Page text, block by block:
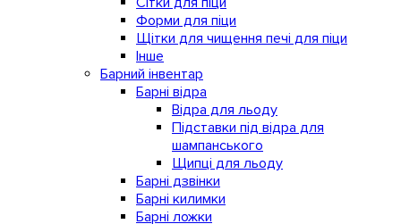
Форми для піци
Щітки для чищення печі для піци
Інше
Барний інвентар
Барні відра
Відра для льоду
Підставки під відра для
шампанського
Щипці для льоду
Барні дзвінки
Барні килимки
Барні ложки